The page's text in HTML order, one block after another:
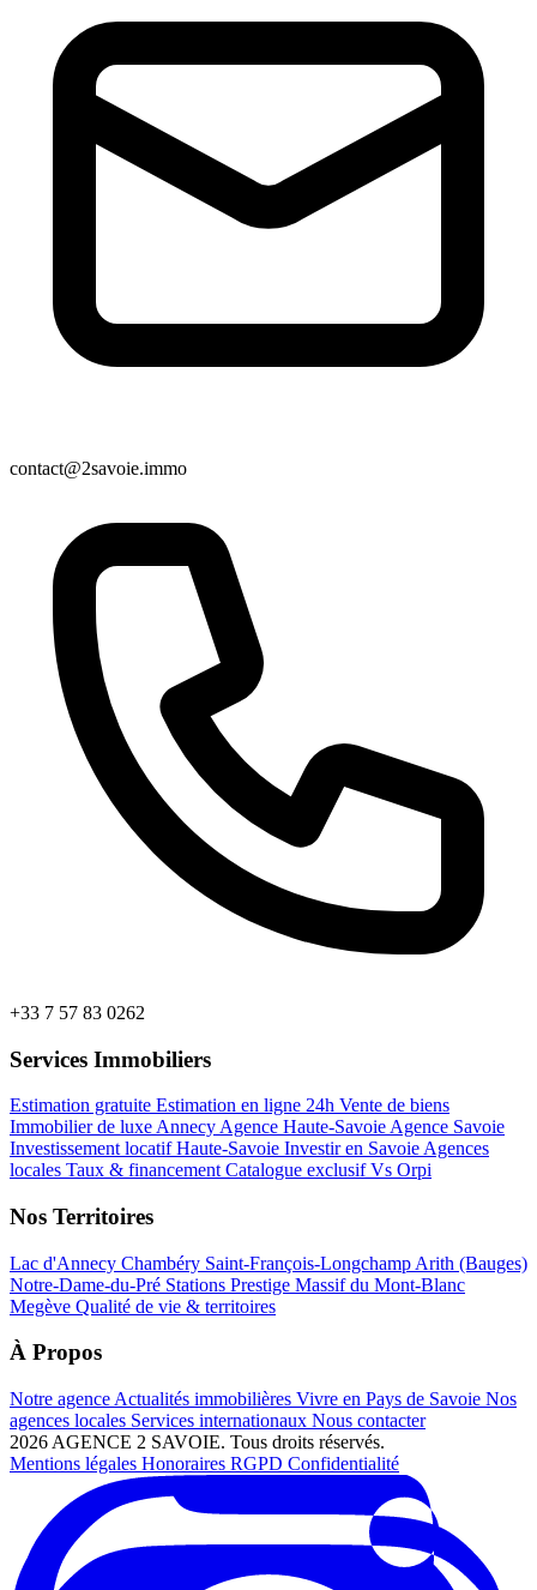
contact@2savoie.immo
+33 7 57 83 0262
Services Immobiliers
Estimation gratuite Estimation en ligne 24h Vente de biens
Immobilier de luxe Annecy Agence Haute-Savoie Agence Savoie
Investissement locatif Haute-Savoie Investir en Savoie Agences
locales Taux & financement Catalogue exclusifVs Orpi
Nos Territoires
Lac d'Annecy Chambéry Saint-François-Longchamp Arith (Bauges)
Notre-Dame-du-Pré Stations Prestige Massif du Mont-Blanc
Megève Qualité de vie & territoires
À Propos
Notre agence Actualités immobilières Vivre en Pays de Savoie Nos
agences locales Services internationaux Nous contacter
2026 AGENCE 2 SAVOIE. Tous droits réservés.
Mentions légales Honoraires RGPD Confidentialité